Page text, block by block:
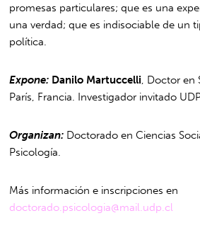
promesas particulares; que es una
una verdad; que es indisociable de un
política.
Expone: Danilo Martuccelli, Doctor en
París, Francia. Investigador invitado
Organizan: Doctorado en Ciencias
Psicología.
Más información e inscripciones en
doctorado.psicologia@mail.udp.cl